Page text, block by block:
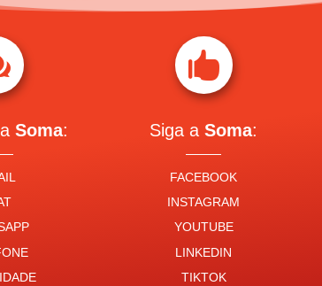
aSoma:

Siga aSoma:
FACEBOOK
INSTAGRAM
YOUTUBE
LINKEDIN
TIKTOK